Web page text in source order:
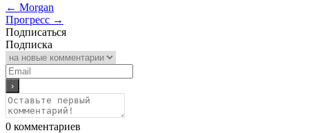
← Morgan
Прогресс →
Подписаться
Подписка
0 комментариев